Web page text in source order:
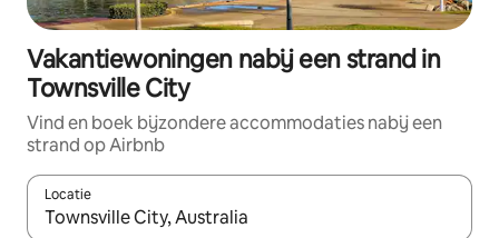
Vakantiewoningen nabij een strand in
Townsville City
Vind en boek bijzondere accommodaties nabij een
strand op Airbnb
Locatie
Wanneer er resultaten beschikbaar zijn, maak je een keuze